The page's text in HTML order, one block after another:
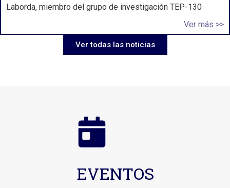
Laborda, miembro del grupo de investigación TEP-130
Ver más >>
Ver todas las noticias
EVENTOS